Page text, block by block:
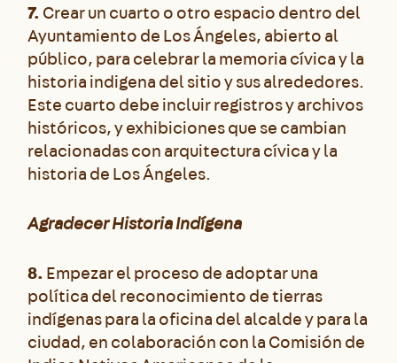
7.Crear un cuarto o otro espacio dentro del
Ayuntamiento de Los Ángeles, abierto al
público, para celebrar la memoria cívica y la
historia indigena del sitio y sus alrededores.
Este cuarto debe incluir registros y archivos
históricos, y exhibiciones que se cambian
relacionadas con arquitectura cívica y la
historia de Los Ángeles.
Agradecer Historia Indígena
8.Empezar el proceso de adoptar una
política del reconocimiento de tierras
indígenas para la oficina del alcalde y para la
ciudad, en colaboración con la Comisión de